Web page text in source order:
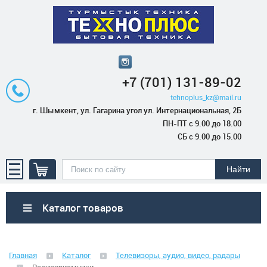
+7 (701) 131-89-02
tehnoplus_kz@mail.ru
г. Шымкент, ул. Гагарина угол ул. Интернациональная, 2Б
ПН-ПТ с 9.00 до 18.00
СБ с 9.00 до 15.00
Каталог товаров
Главная Каталог
Телевизоры, аудио, видео, радары